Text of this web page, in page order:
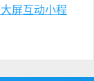
屏互动小程